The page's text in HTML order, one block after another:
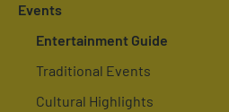
Events
Entertainment Guide
Traditional Events
Cultural Highlights